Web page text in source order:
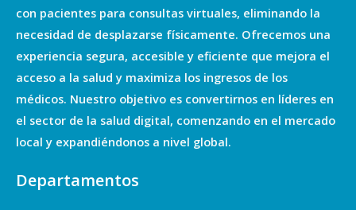
con pacientes para consultas virtuales, eliminando la
necesidad de desplazarse físicamente. Ofrecemos una
experiencia segura, accesible y eficiente que mejora el
acceso a la salud y maximiza los ingresos de los
médicos. Nuestro objetivo es convertirnos en líderes en
el sector de la salud digital, comenzando en el mercado
local y expandiéndonos a nivel global.
Departamentos